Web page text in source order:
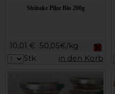
Shiitake Pilze Bio 200g
10,01 € 50,05€/kg
Stk.
in den Korb